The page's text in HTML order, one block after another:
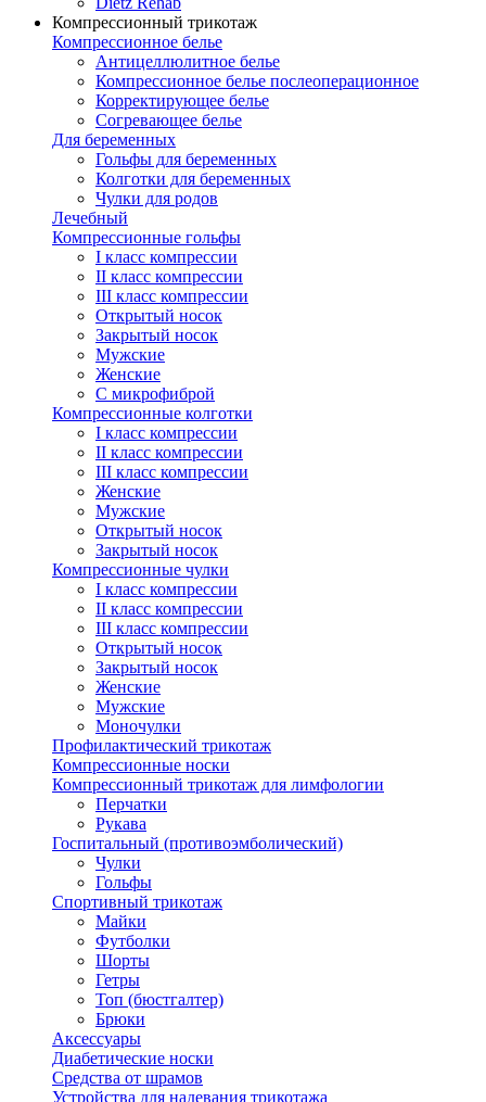
Компрессионный трикотаж
Компрессионное белье
Антицеллюлитное белье
Компрессионное белье послеоперационное
Корректирующее белье
Согревающее белье
Для беременных
Гольфы для беременных
Колготки для беременных
Чулки для родов
Лечебный
Компрессионные гольфы
I класс компрессии
II класс компрессии
III класс компрессии
Открытый носок
Закрытый носок
Мужские
Женские
С микрофиброй
Компрессионные колготки
I класс компрессии
II класс компрессии
III класс компрессии
Женские
Мужские
Открытый носок
Закрытый носок
Компрессионные чулки
I класс компрессии
II класс компрессии
III класс компрессии
Открытый носок
Закрытый носок
Женские
Мужские
Моночулки
Профилактический трикотаж
Компрессионные носки
Компрессионный трикотаж для лимфологии
Перчатки
Рукава
Госпитальный (противоэмболический)
Чулки
Гольфы
Спортивный трикотаж
Майки
Футболки
Шорты
Гетры
Топ (бюстгалтер)
Брюки
Аксессуары
Диабетические носки
Средства от шрамов
Устройства для надевания трикотажа